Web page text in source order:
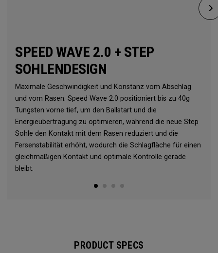
SPEED WAVE 2.0 + STEP
SOHLENDESIGN
Maximale Geschwindigkeit und Konstanz vom Abschlag
und vom Rasen. Speed ​​Wave 2.0 positioniert bis zu 40g
Tungsten vorne tief, um den Ballstart und die
Energieübertragung zu optimieren, während die neue Step
Sohle den Kontakt mit dem Rasen reduziert und die
Fersenstabilität erhöht, wodurch die Schlagfläche für einen
gleichmäßigen Kontakt und optimale Kontrolle gerade
bleibt.
PRODUCT SPECS